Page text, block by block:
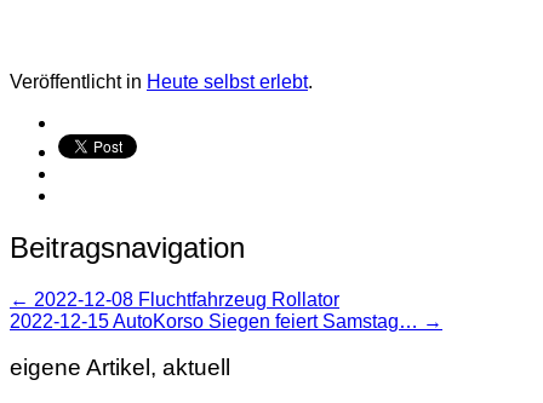
Veröffentlicht in Heute selbst erlebt.
Beitragsnavigation
← 2022-12-08 Fluchtfahrzeug Rollator
2022-12-15 AutoKorso Siegen feiert Samstag… →
eigene Artikel, aktuell